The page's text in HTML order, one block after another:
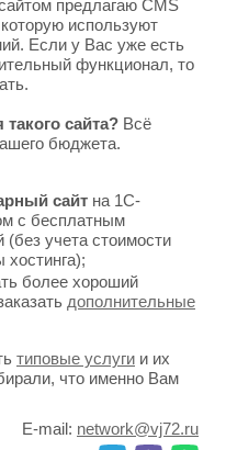
предлагаю CMS
используют
Если у Вас уже есть
функционал, то
сайта? Всё
бюджета.
сайт на 1С-
с бесплатным
учета стоимости
хостинга);
более хороший
дополнительные
типовые услуги и их
что именно Вам
E-mail: network@vj72.ru